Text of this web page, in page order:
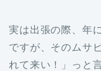
実は出張の際、年
ですが、そのムサ
れて来い！」っと